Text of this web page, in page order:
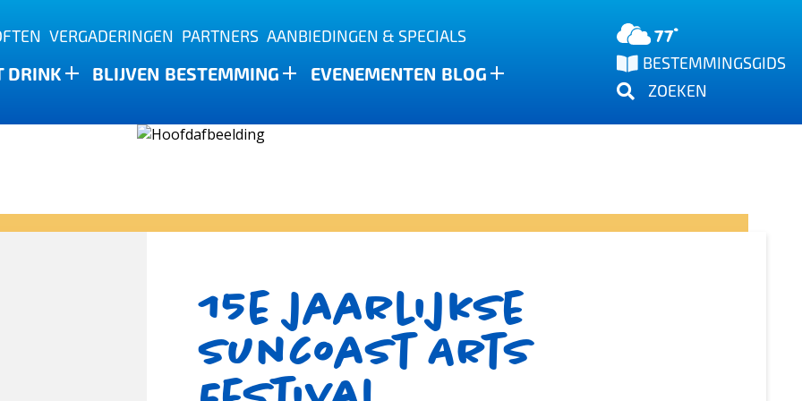
VERGADERINGEN PARTNERS AANBIEDINGEN & SPECIALS
DRINK BLIJVEN BESTEMMING EVENEMENTEN BLOG
77°
BESTEMMINGSGIDS
ZOEKEN
15e jaarlijkse
Suncoast Arts